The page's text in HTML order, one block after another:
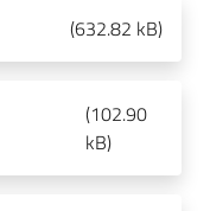
(632.82 kB)
(102.90
kB)